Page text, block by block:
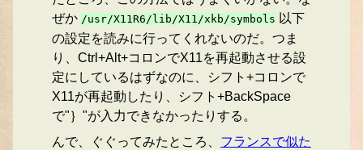
ぜか /usr/X11R6/lib/X11/xkb/symbols 以下
の設定を読みに行ってくれないのだ。つま
り、Ctrl+Alt+コロンでX11を再起動させる設
定にしているはずなのに、シフト+コロンで
X11が再起動したり、シフト+BackSpace
で"｝"が入力できなかったりする。
んで、ぐぐってみたところ、 フランスで似た